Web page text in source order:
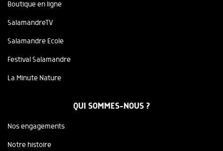
Boutique en ligne
SalamandreTV
Salamandre Ecole
Festival Salamandre
La Minute Nature
QUI SOMMES-NOUS ?
Nos engagements
Notre histoire